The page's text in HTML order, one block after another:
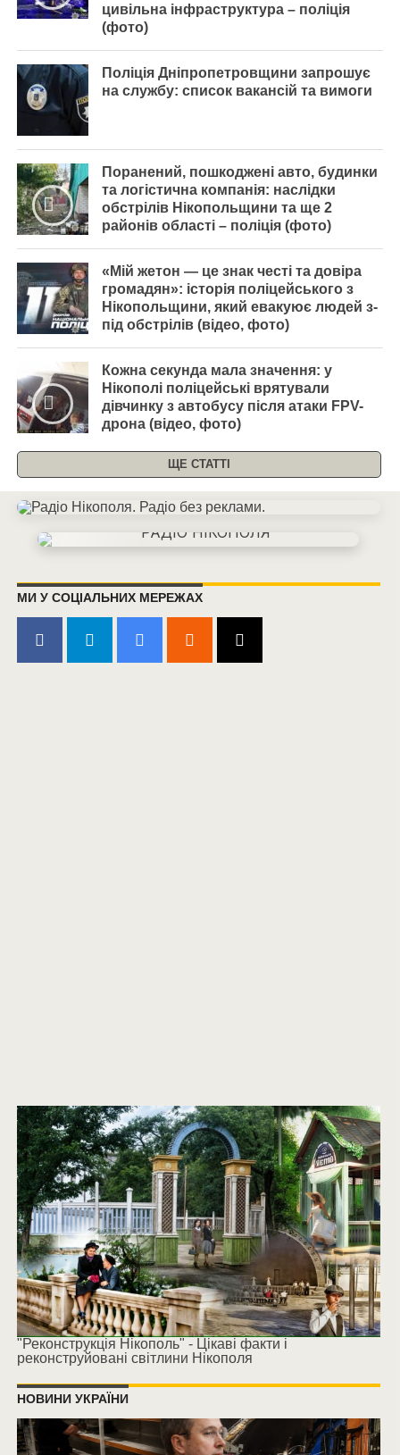
цивільна інфраструктура – поліція
(фото)
Поліція Дніпропетровщини запрошує
на службу: список вакансій та вимоги
Поранений, пошкоджені авто, будинки
та логістична компанія: наслідки
обстрілів Нікопольщини та ще 2
районів області – поліція (фото)
«Мій жетон — це знак честі та довіра
громадян»: історія поліцейського з
Нікопольщини, який евакуює людей з-
під обстрілів (відео, фото)
Кожна секунда мала значення: у
Нікополі поліцейські врятували
дівчинку з автобусу після атаки FPV-
дрона (відео, фото)
ЩЕ СТАТТІ
МИ У СОЦІАЛЬНИХ МЕРЕЖАХ
"Реконструкція Нікополь" - Цікаві факти і
реконструйовані світлини Нікополя
НОВИНИ УКРАЇНИ